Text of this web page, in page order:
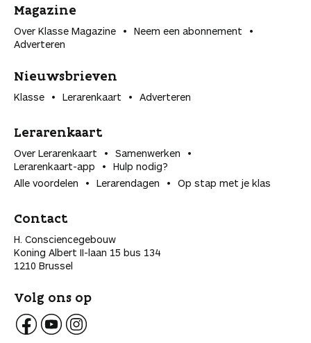
Magazine
Over Klasse Magazine
Neem een abonnement
Adverteren
Nieuwsbrieven
Klasse Lerarenkaart Adverteren
Lerarenkaart
Over Lerarenkaart
Samenwerken
Lerarenkaart-app
Hulp nodig?
Alle voordelen
Lerarendagen Op stap met je klas
Contact
H. Consciencegebouw
Koning Albert II-laan 15 bus 134
1210 Brussel
Volg ons op